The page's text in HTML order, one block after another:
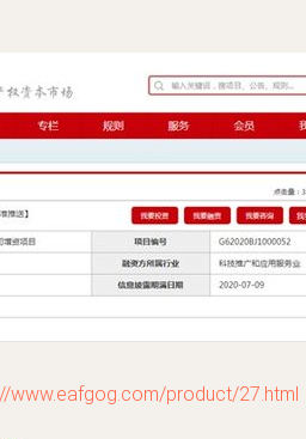
www.eafgog.com/product/27.html